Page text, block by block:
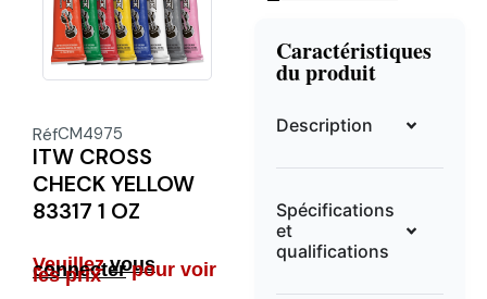
RéfCM4975
ITW CROSS
CHECK YELLOW
83317 1 OZ
Veuillezvous
connecterpour voir
les prix
Caractéristiques
du produit
Description
Spécifications
et
qualifications